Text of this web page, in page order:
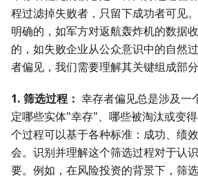
程过滤掉失败者，只留下成功者可见
明确的，如军方对返航轰炸机的数据
的，如失败企业从公众意识中的自然
者偏见，我们需要理解其关键组成部
1. 筛选过程： 幸存者偏见总是涉及一
定哪些实体"幸存"、哪些被淘汰或变
个过程可以基于各种标准：成功、绩
会。识别并理解这个筛选过程对于认
要。例如，在风险投资的背景下，筛